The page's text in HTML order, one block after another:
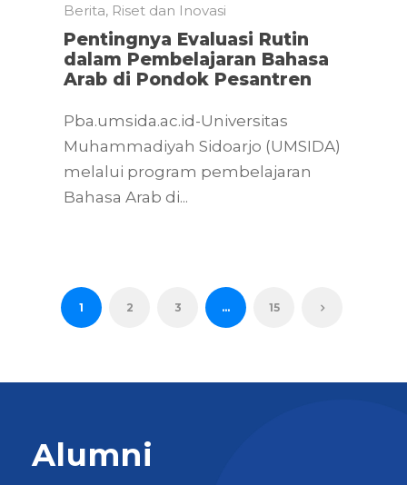
Berita, Riset dan Inovasi
Pentingnya Evaluasi Rutin
dalam Pembelajaran Bahasa
Arab di Pondok Pesantren
Pba.umsida.ac.id-Universitas
Muhammadiyah Sidoarjo (UMSIDA)
melalui program pembelajaran
Bahasa Arab di...
1 2 3 … 15
Alumni